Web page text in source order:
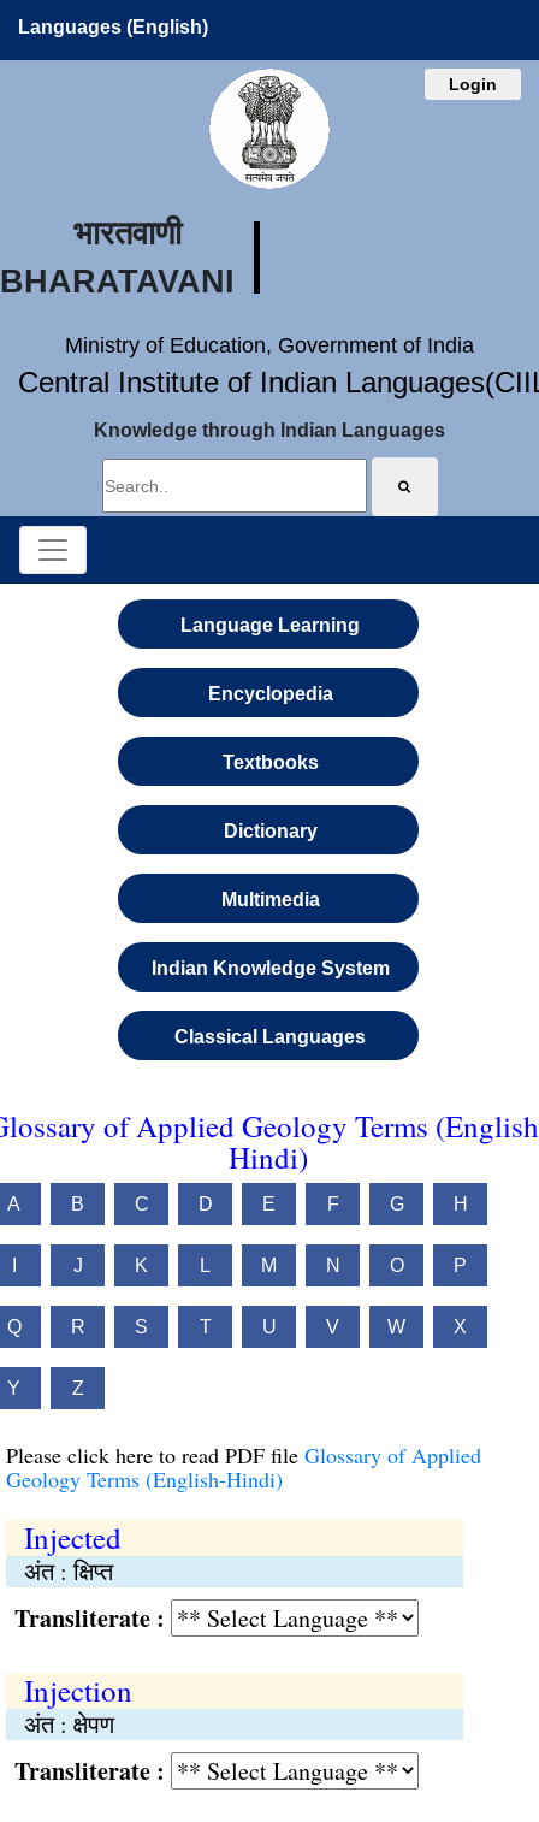
Languages (English)
Login
भारतवाणी
BHARATAVANI
Ministry of Education, Government of India
Central Institute of Indian
Knowledge through Indian Languages
Language Learning
Encyclopedia
Textbooks
Dictionary
Multimedia
Indian Knowledge System
Classical Languages
of Applied Geology Terms
Hindi)
A B C D E F G H
J K L M N O P
Q R S T U V W X
Y Z
Please click here to read PDF file Glossary of Applied
Geology Terms (English-Hindi)
Injected
अंत : क्षिप्त
:
Injection
अंत : क्षेपण
: